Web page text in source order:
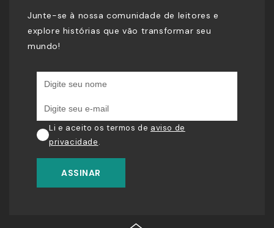
Junte-se à nossa comunidade de leitores e
explore histórias que vão transformar seu
mundo!
Li e aceito os termos de aviso de
privacidade.
ASSINAR